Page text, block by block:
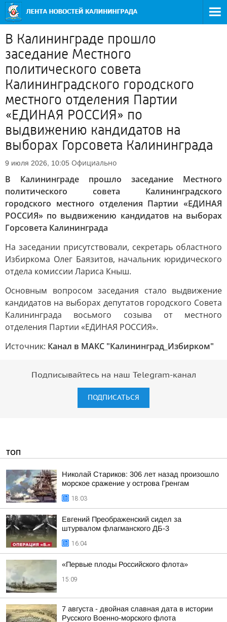
В Калининграде прошло
заседание Местного
политического совета
Калининградского городского
местного отделения Партии
«ЕДИНАЯ РОССИЯ» по
выдвижению кандидатов на
выборах Горсовета Калининграда
9 июля 2026, 10:05 Официально
В Калининграде прошло заседание Местного
политического совета Калининградского
городского местного отделения Партии «ЕДИНАЯ
РОССИЯ» по выдвижению кандидатов на выборах
Горсовета Калининграда
На заседании присутствовали, секретарь областного
Избиркома Олег Баязитов, начальник юридического
отдела комиссии Лариса Кныш.
Основным вопросом заседания стало выдвижение
кандидатов на выборах депутатов городского Совета
Калининграда восьмого созыва от местного
отделения Партии «ЕДИНАЯ РОССИЯ».
Источник: Канал в МАКС "Калининград_Избирком"
Подписывайтесь на наш Telegram-канал
ПОДПИСАТЬСЯ
ТОП
Николай Стариков: 306 лет назад произошло
морское сражение у острова Гренгам
18:03
Евгений Преображенский сидел за
штурвалом флагманского ДБ-3
16:04
«Первые плоды Российского флота»
15:09
7 августа - двойная славная дата в истории
Русского Военно-морского флота